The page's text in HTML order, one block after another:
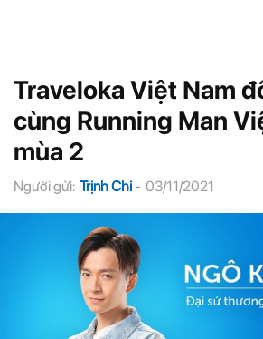
Traveloka Việt Nam
cùng Running Man
mùa 2
Người gửi: Trịnh Chi - 03/11/2021